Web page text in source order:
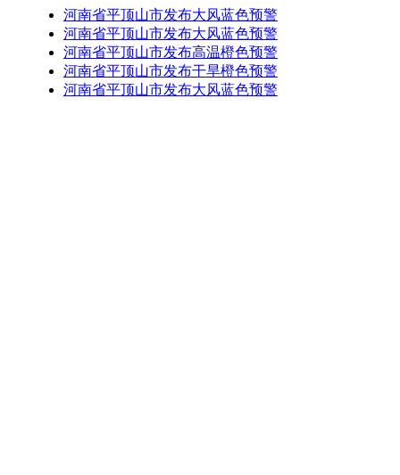
河南省平顶山市发布大风蓝色预警
河南省平顶山市发布大风蓝色预警
河南省平顶山市发布高温橙色预警
河南省平顶山市发布干旱橙色预警
河南省平顶山市发布大风蓝色预警